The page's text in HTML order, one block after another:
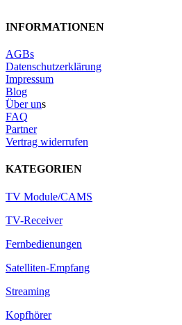
INFORMATIONEN
AGBs
Datenschutzerklärung
Impressum
Blog
Über uns
FAQ
Partner
Vertrag widerrufen
KATEGORIEN
TV Module/CAMS
TV-Receiver
Fernbedienungen
Satelliten-Empfang
Streaming
Kopfhörer